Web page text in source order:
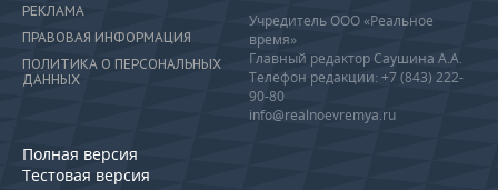
РЕКЛАМА
ПРАВОВАЯ ИНФОРМАЦИЯ
ПОЛИТИКА О ПЕРСОНАЛЬНЫХ
ДАННЫХ
Полная версия
Тестовая версия
Учредитель ООО «Реальное
время»
Главный редактор Саушина А.А.
Телефон редакции: +7 (843) 222-
90-80
info@realnoevremya.ru